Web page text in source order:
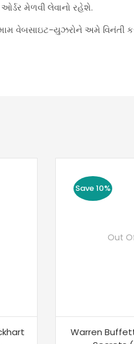
મેળવી લેવાનો રહેશે.
વેબસાઇટ-યુઝરોને અમે વિનંતી
Save 10%
Out
Warren